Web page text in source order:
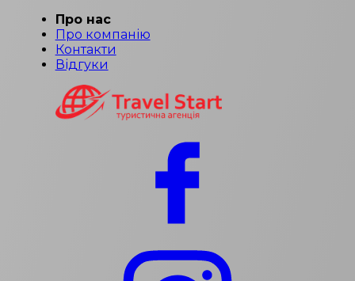
Про нас
Про компанію
Контакти
Відгуки